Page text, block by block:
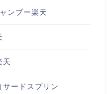
ンプー楽天
天
ードスプリン